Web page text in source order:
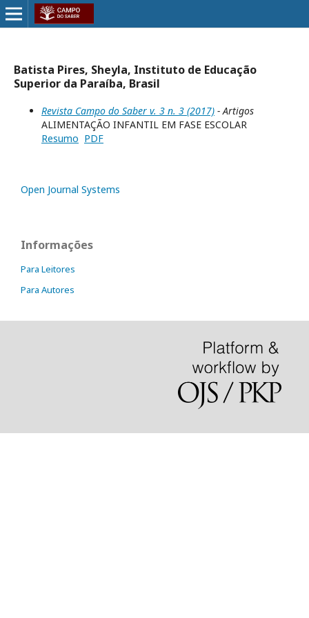
Batista Pires, Sheyla, Instituto de Educação
Superior da Paraíba, Brasil
Revista Campo do Saber v. 3 n. 3 (2017) - Artigos
ALIMENTAÇÃO INFANTIL EM FASE ESCOLAR
Resumo PDF
Open Journal Systems
Informações
Para Leitores
Para Autores